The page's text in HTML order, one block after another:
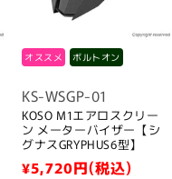
減
す
や
オススメ ボルトオン
KS-WSGP-01
KOSO M1エアロスクリー
ン メーターバイザー【シ
グナスGRYPHUS6型】
通
¥5,720円(税込)